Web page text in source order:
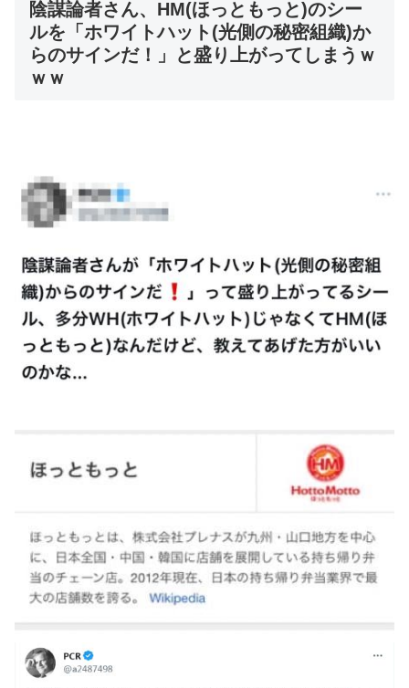
陰謀論者さん、HM(ほっともっと)のシー
ルを「ホワイトハット(光側の秘密組織)か
らのサインだ！」と盛り上がってしまうｗ
ｗｗ